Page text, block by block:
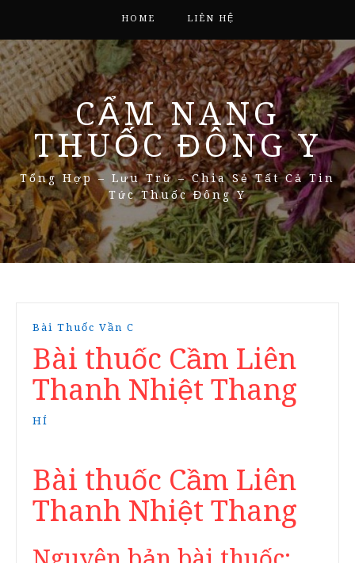
HOME LIÊN HỆ
CẨM NANG
THUỐC ĐÔNG Y
Tổng Hợp – Lưu Trữ – Chia Sẻ Tất Cả Tin
Tức Thuốc Đông Y
Bài Thuốc Vần C
Bài thuốc Cầm Liên
Thanh Nhiệt Thang
HÍ
Bài thuốc Cầm Liên
Thanh Nhiệt Thang